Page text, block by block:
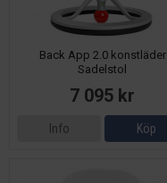
Back App 2.0 konstläder
Sadelstol
7 095 kr
Info Köp